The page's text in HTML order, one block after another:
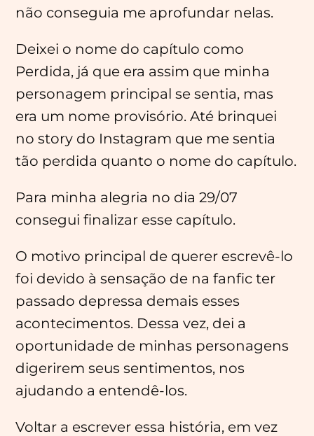
não conseguia me aprofundar nelas.
Deixei o nome do capítulo como
Perdida, já que era assim que minha
personagem principal se sentia, mas
era um nome provisório. Até brinquei
no story do Instagram que me sentia
tão perdida quanto o nome do capítulo.
Para minha alegria no dia 29/07
consegui finalizar esse capítulo.
O motivo principal de querer escrevê-lo
foi devido à sensação de na fanfic ter
passado depressa demais esses
acontecimentos. Dessa vez, dei a
oportunidade de minhas personagens
digerirem seus sentimentos, nos
ajudando a entendê-los.
Voltar a escrever essa história, em vez